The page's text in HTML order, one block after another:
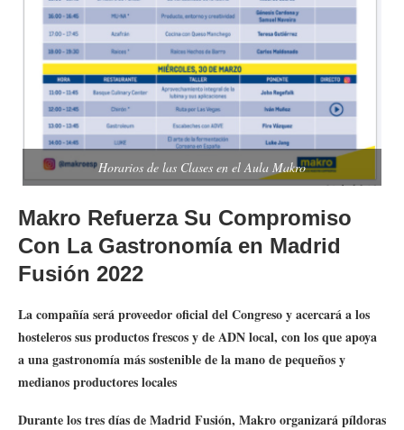
Horarios de las Clases en el Aula Makro
Makro Refuerza Su Compromiso
Con La Gastronomía en Madrid
Fusión 2022
La compañía será proveedor oficial del Congreso y acercará a los
hosteleros sus productos frescos y de ADN local, con los que apoya
a una gastronomía más sostenible de la mano de pequeños y
medianos productores locales
Durante los tres días de Madrid Fusión, Makro organizará píldoras